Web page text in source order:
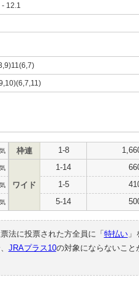
- 12.1
枠連 1-8
ワイド
1-14
1-5
5-14
法に投票された方全員に「 特払い」
JRAプラス10の対象にならないこと